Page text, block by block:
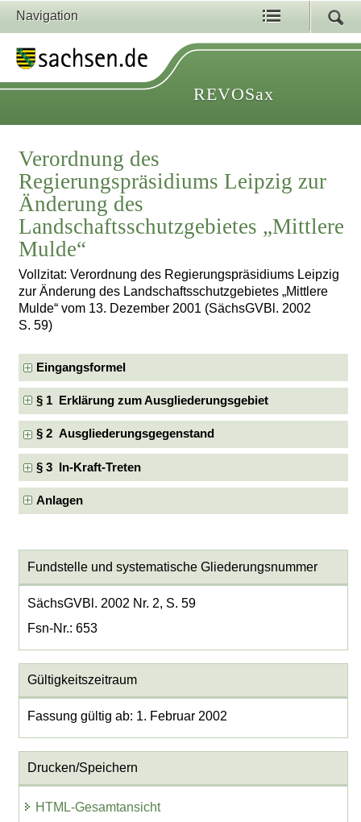
Navigation
REVOSax
Verordnung des
Regierungspräsidiums Leipzig zur
Änderung des
Landschaftsschutzgebietes „Mittlere
Mulde“
Vollzitat: Verordnung des Regierungspräsidiums Leipzig
zur Änderung des Landschaftsschutzgebietes „Mittlere
Mulde“ vom 13. Dezember 2001 (SächsGVBl. 2002
S. 59)
Eingangsformel
§ 1 Erklärung zum Ausgliederungsgebiet
§ 2 Ausgliederungsgegenstand
§ 3 In-Kraft-Treten
Anlagen
Fundstelle und systematische Gliederungsnummer
SächsGVBl. 2002 Nr. 2, S. 59
Fsn-Nr.: 653
Gültigkeitszeitraum
Fassung gültig ab: 1. Februar 2002
Drucken/Speichern
HTML-Gesamtansicht